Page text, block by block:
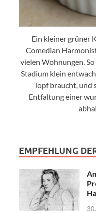
Ein kleiner grüner
Comedian
vielen Wohnungen.
Stadium klein
Topf braucht, und
Entfaltung einer
EMPFEHLUNG